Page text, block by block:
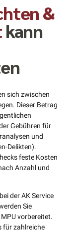
&
kann
sich zwischen
Dieser Betrag
Gebühren für
und
Delikten).
feste Kosten
Anzahl und
der AK Service
Sie
vorbereitet.
für zahlreiche